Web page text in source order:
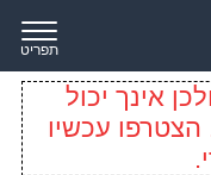
תפריט
אינך יכול
עכשיו